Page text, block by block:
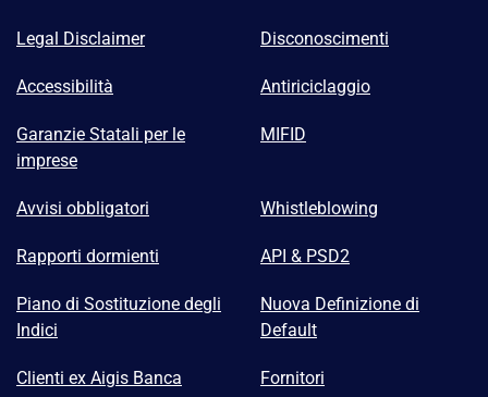
Legal Disclaimer Disconoscimenti
Accessibilità Antiriciclaggio
Garanzie Statali per le
imprese
MIFID
Avvisi obbligatori Whistleblowing
Rapporti dormienti API & PSD2
Piano di Sostituzione degli
Indici
Nuova Definizione di
Default
Clienti ex Aigis Banca Fornitori